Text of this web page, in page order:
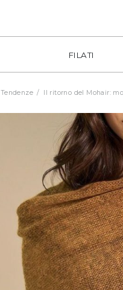
FILATI
Tendenze / Il ritorno del Mohair: